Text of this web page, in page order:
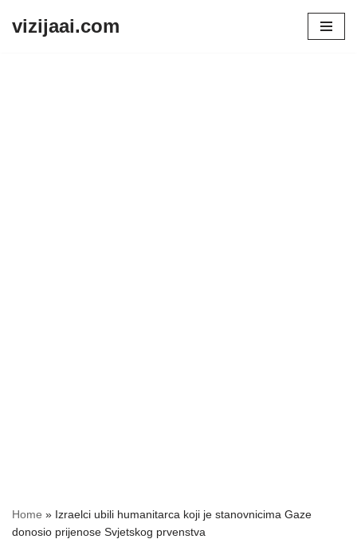
vizijaai.com
Home » Izraelci ubili humanitarca koji je stanovnicima Gaze
donosio prijenose Svjetskog prvenstva